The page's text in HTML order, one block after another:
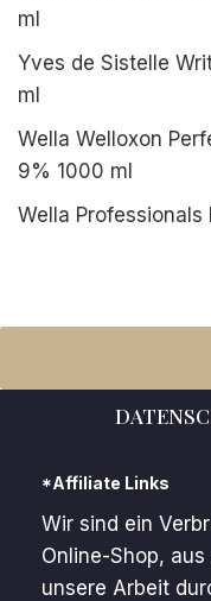
ml
Yves de Sistelle
ml
Wella Welloxon
9% 1000 ml
Wella Professionals
*Affiliate Links
Wir sind ein
Online-Shop,
unsere Arbeit